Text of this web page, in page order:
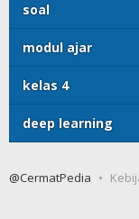
soal
modul ajar
kelas 4
deep learning
@CermatPedia